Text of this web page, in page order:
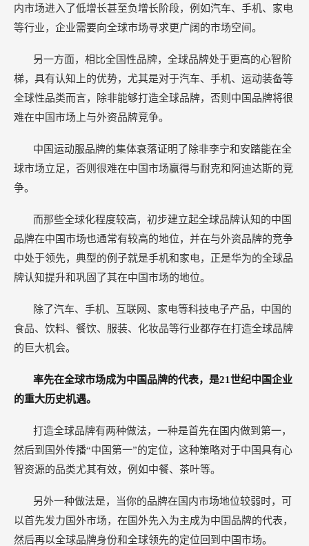
内市场进入了低增长甚至负增长阶段，例如汽车、手机、家电
等行业，企业需要向全球市场寻求更广阔的市场空间。
另一方面，相比全国性品牌，全球品牌处于更高的心智阶
梯，具有认知上的优势，尤其是对于汽车、手机、运动装备等
全球性品类而言，除非能够打造全球品牌，否则中国品牌将很
难在中国市场上与外资品牌竞争。
中国运动服品牌的集体衰落证明了除非李宁和安踏能在全
球市场立足，否则很难在中国市场赢得与耐克和阿迪达斯的竞
争。
而那些全球化程度较高，初步建立起全球品牌认知的中国
品牌在中国市场也通常有较高的地位，并在与外资品牌的竞争
中处于领先，典型的例子就是手机和家电，正是华为的全球品
牌认知提升和巩固了其在中国市场的地位。
除了汽车、手机、互联网、家电等科技电子产品，中国的
食品、饮料、餐饮、服装、化妆品等行业都存在打造全球品牌
的巨大机会。
率先在全球市场成为中国品牌的代表，是21世纪中国企业
的重大历史机遇。
打造全球品牌有两种做法，一种是首先在国内做到第一，
然后到国外传播“中国第一”的定位，这种策略对于中国具有心
智资源的品类尤其有效，例如中餐、茶叶等。
另外一种做法是，当你的品牌在国内市场地位较弱时，可
以首先发力国外市场，在国外先入为主成为中国品牌的代表，
然后再以全球品牌身份和全球领先的定位回到中国市场。